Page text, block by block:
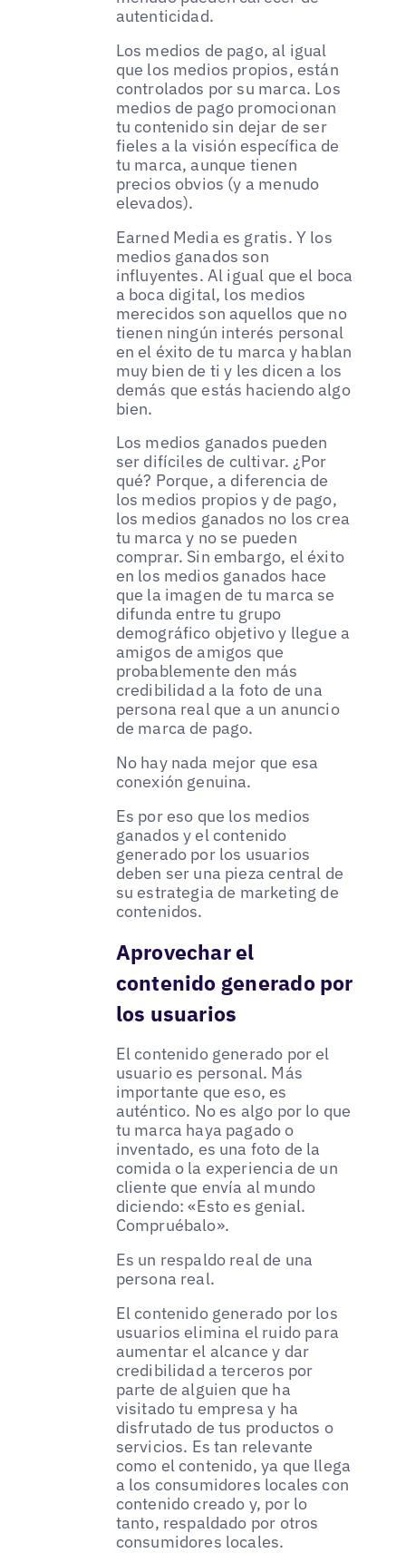
autenticidad.
Los medios de pago, al igual
que los medios propios, están
controlados por su marca. Los
medios de pago promocionan
tu contenido sin dejar de ser
fieles a la visión específica de
tu marca, aunque tienen
precios obvios (y a menudo
elevados).
Earned Media es gratis. Y los
medios ganados son
influyentes. Al igual que el boca
a boca digital, los medios
merecidos son aquellos que no
tienen ningún interés personal
en el éxito de tu marca y hablan
muy bien de ti y les dicen a los
demás que estás haciendo algo
bien.
Los medios ganados pueden
ser difíciles de cultivar. ¿Por
qué? Porque, a diferencia de
los medios propios y de pago,
los medios ganados no los crea
tu marca y no se pueden
comprar. Sin embargo, el éxito
en los medios ganados hace
que la imagen de tu marca se
difunda entre tu grupo
demográfico objetivo y llegue a
amigos de amigos que
probablemente den más
credibilidad a la foto de una
persona real que a un anuncio
de marca de pago.
No hay nada mejor que esa
conexión genuina.
Es por eso que los medios
ganados y el contenido
generado por los usuarios
deben ser una pieza central de
su estrategia de marketing de
contenidos.
Aprovechar el
contenido generado por
los usuarios
El contenido generado por el
usuario es personal. Más
importante que eso, es
auténtico. No es algo por lo que
tu marca haya pagado o
inventado, es una foto de la
comida o la experiencia de un
cliente que envía al mundo
diciendo: «Esto es genial.
Compruébalo».
Es un respaldo real de una
persona real.
El contenido generado por los
usuarios elimina el ruido para
aumentar el alcance y dar
credibilidad a terceros por
parte de alguien que ha
visitado tu empresa y ha
disfrutado de tus productos o
servicios. Es tan relevante
como el contenido, ya que llega
a los consumidores locales con
contenido creado y, por lo
tanto, respaldado por otros
consumidores locales.